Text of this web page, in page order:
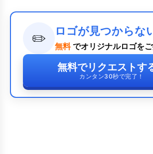
✏️ ロゴが見つからな
無料 でオリジナルロゴを
無料でリクエストす
カンタン30秒で完了！